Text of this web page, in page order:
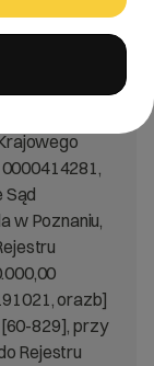
Sąd
w Poznaniu,
orazb]
[60-829], przy
Rejestru